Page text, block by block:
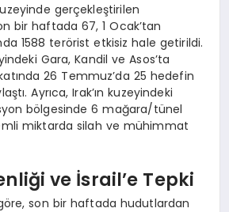
gerçekleştirilen
bir haftada 67, 1 Ocak’tan
1588 terörist etkisiz hale getirildi.
Gara, Kandil ve Asos’ta
26 Temmuz’da 25 hedefin
Ayrıca, Irak’ın kuzeyindeki
bölgesinde 6 mağara/tünel
miktarda silah ve mühimmat
ve İsrail’e Tepki
son bir haftada hudutlardan